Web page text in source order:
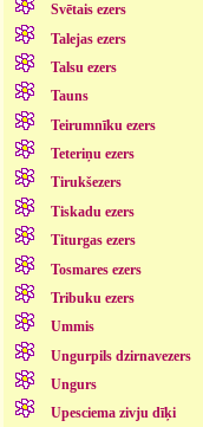
Svētais ezers
Talejas ezers
Talsu ezers
Tauns
Teirumnīku ezers
Teteriņu ezers
Tirukšezers
Tiskadu ezers
Titurgas ezers
Tosmares ezers
Tribuku ezers
Ummis
Ungurpils dzirnavezers
Ungurs
Upesciema zivju dīķi